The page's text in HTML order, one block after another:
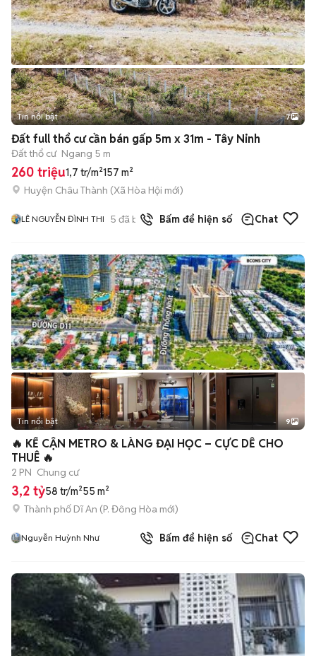
+2
Tin nổi bật 7
Đất full thổ cư cần bán gấp 5m x 31m - Tây Ninh
Đất thổ cư Ngang 5 m
260 triệu1,7 tr/m²157 m²
Huyện Châu Thành (Xã Hòa Hội mới)
LÊ NGUYỄN ĐÌNH THI 5 đã bán Bấm để hiện số Chat
+2
Tin nổi bật 9
🔥 KẾ CẬN METRO & LÀNG ĐẠI HỌC – CỰC DỄ CHO
THUÊ 🔥
2 PN Chung cư
3,2 tỷ58 tr/m²55 m²
Thành phố Dĩ An (P. Đông Hòa mới)
Nguyễn Huỳnh Như Bấm để hiện số Chat